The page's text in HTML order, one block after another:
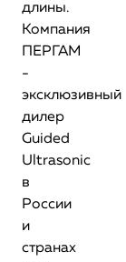
длины.
Компания
ПЕРГАМ
-
эксклюзивный
дилер
Guided
Ultrasonic
в
России
и
странах